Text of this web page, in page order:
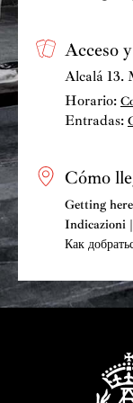
según tipos y
sino una serie
De hecho, cada
propia y
grupos. Como
asturianada, la
son bailable y el
Asturianada
En varias piezas
cantos
parte de ellas,
pasa de una
Acceso
Alcalá 13.
Horario:
Entradas:
Cómo
Getting
Indicazioni
Как